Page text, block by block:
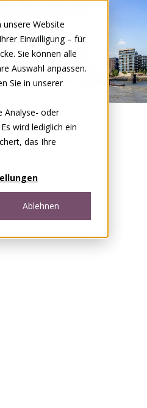
Website
Einwilligung – für
Sie können alle
Auswahl anpassen.
Sie in unserer
Analyse- oder
wird lediglich ein
das Ihre
Ablehnen